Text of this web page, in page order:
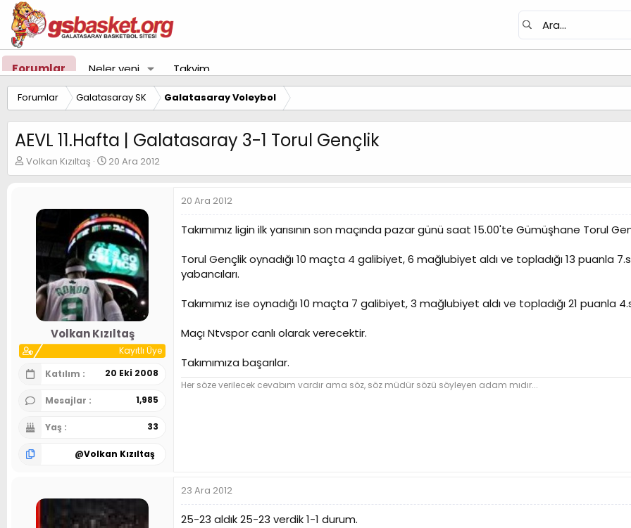
Forumlar Neler yeni Takvim
Forumlar Galatasaray SK Galatasaray Voleybol
AEVL 11.Hafta | Galatasaray 3-1 Torul Gençlik
K
o
Volkan Kızıltaş
B
a
a
n
ı
ç
t
a
r
h
i
20 Ara 2012
Volkan Kızıltaş
Kayıtlı Üye
Katılım
20 Eki 2008
Mesajlar 1,985
Yaş 33
@Volkan Kızıltaş
20 Ara 2012
Takımımız ligin ilk yarısının son maçında pazar günü saat 15.00'te Gümüşhane Torul
Torul Gençlik oynadığı 10 maçta 4 galibiyet, 6 mağlubiyet aldı ve topladığı 13 puanla
yabancıları.
Takımımız ise oynadığı 10 maçta 7 galibiyet, 3 mağlubiyet aldı ve topladığı 21 puanla
Maçı Ntvspor canlı olarak verecektir.
Takımımıza başarılar.
Her söze verilecek cevabım vardır ama söz, söz müdür sözü söyleyen adam mıdır...
23 Ara 2012
25-23 aldık 25-23 verdik 1-1 durum.